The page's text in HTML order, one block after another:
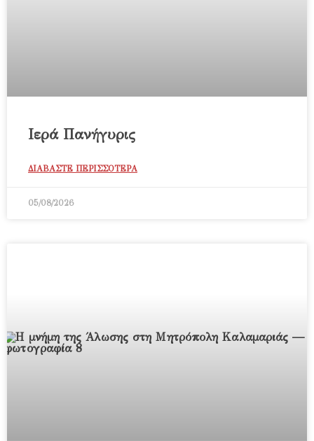
Ιερά Πανήγυρις
ΔΙΑΒΑΣΤΕ ΠΕΡΙΣΣΟΤΕΡΑ
05/08/2026